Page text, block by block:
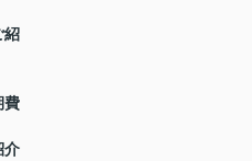
紹
費
介